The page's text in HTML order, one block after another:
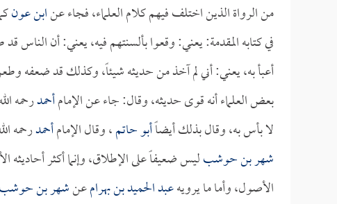
من الرواة الذين اختلف فيهم كلام العلماء، فجاء عنابن عون
في كتابه المقدمة: يعني: وقعوا بألسنتهم فيه، يعني: أن الناس
أعبأ به، يعني: أني لم آخذ من حديثه شيئاً، وكذلك قد ضعفه
بعض العلماء أنه قوى حديثه، وقال: جاء عن الإمامأحمدرحمه
لا بأس به، وقال بذلك أيضاًأبو حاتم، وقال الإمامأحمدرحمه
شهر بن حوشبليس ضعيفاً على الإطلاق، وإنما أكثر أحاديثه
الأصول، وأما ما يرويهعبد الحميد بن بهرامعنشهر بن حوشب